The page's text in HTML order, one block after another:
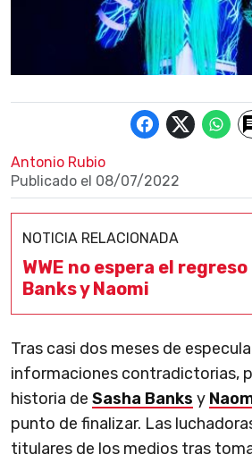
Antonio Rubio
Publicado el 08/07/2022
NOTICIA RELACIONADA
WWE no espera el
Banks y Naomi
Tras casi dos meses de
informaciones contradictorias,
historia de Sasha Banks y
punto de finalizar. Las
titulares de los medios tras